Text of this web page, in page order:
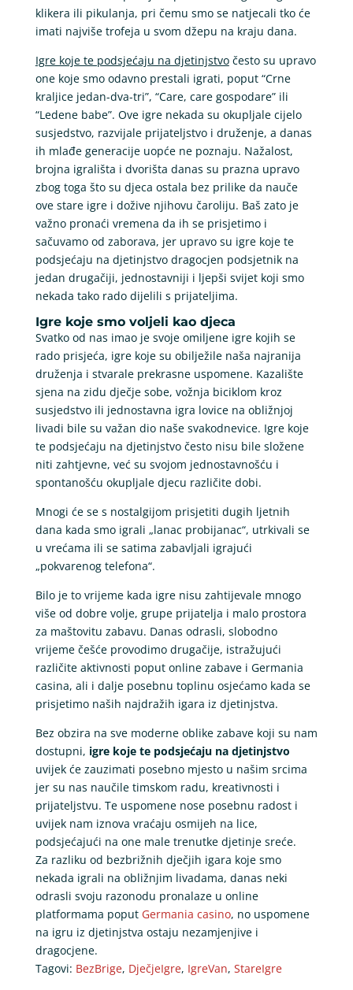
klikera ili pikulanja, pri čemu smo se natjecali tko će
imati najviše trofeja u svom džepu na kraju dana.
Igre koje te podsjećaju na djetinjstvočesto su upravo
one koje smo odavno prestali igrati, poput “Crne
kraljice jedan-dva-tri”, “Care, care gospodare” ili
“Ledene babe”. Ove igre nekada su okupljale cijelo
susjedstvo, razvijale prijateljstvo i druženje, a danas
ih mlađe generacije uopće ne poznaju. Nažalost,
brojna igrališta i dvorišta danas su prazna upravo
zbog toga što su djeca ostala bez prilike da nauče
ove stare igre i dožive njihovu čaroliju. Baš zato je
važno pronaći vremena da ih se prisjetimo i
sačuvamo od zaborava, jer upravo su igre koje te
podsjećaju na djetinjstvo dragocjen podsjetnik na
jedan drugačiji, jednostavniji i ljepši svijet koji smo
nekada tako rado dijelili s prijateljima.
Igre koje smo voljeli kao djeca
Svatko od nas imao je svoje omiljene igre kojih se
rado prisjeća, igre koje su obilježile naša najranija
druženja i stvarale prekrasne uspomene. Kazalište
sjena na zidu dječje sobe, vožnja biciklom kroz
susjedstvo ili jednostavna igra lovice na obližnjoj
livadi bile su važan dio naše svakodnevice. Igre koje
te podsjećaju na djetinjstvo često nisu bile složene
niti zahtjevne, već su svojom jednostavnošću i
spontanošću okupljale djecu različite dobi.
Mnogi će se s nostalgijom prisjetiti dugih ljetnih
dana kada smo igrali „lanac probijanac“, utrkivali se
u vrećama ili se satima zabavljali igrajući
„pokvarenog telefona“.
Bilo je to vrijeme kada igre nisu zahtijevale mnogo
više od dobre volje, grupe prijatelja i malo prostora
za maštovitu zabavu. Danas odrasli, slobodno
vrijeme češće provodimo drugačije, istražujući
različite aktivnosti poput online zabave i Germania
casina, ali i dalje posebnu toplinu osjećamo kada se
prisjetimo naših najdražih igara iz djetinjstva.
Bez obzira na sve moderne oblike zabave koji su nam
dostupni, igre koje te podsjećaju na djetinjstvo
uvijek će zauzimati posebno mjesto u našim srcima
jer su nas naučile timskom radu, kreativnosti i
prijateljstvu. Te uspomene nose posebnu radost i
uvijek nam iznova vraćaju osmijeh na lice,
podsjećajući na one male trenutke djetinje sreće.
Za razliku od bezbrižnih dječjih igara koje smo
nekada igrali na obližnjim livadama, danas neki
odrasli svoju razonodu pronalaze u online
platformama poput Germania casino, no uspomene
na igru iz djetinjstva ostaju nezamjenjive i
dragocjene.
Tagovi: BezBrige, DječjeIgre, IgreVan, StareIgre